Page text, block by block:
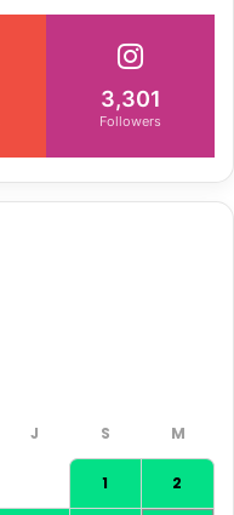
3,301
Followers
1 2